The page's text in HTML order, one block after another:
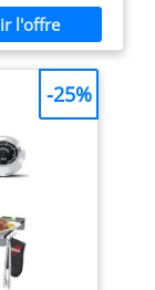
à la
Grâce à
ce
est
| La
la
cuisson avec
1 grille de
chaud émaillée
-25%